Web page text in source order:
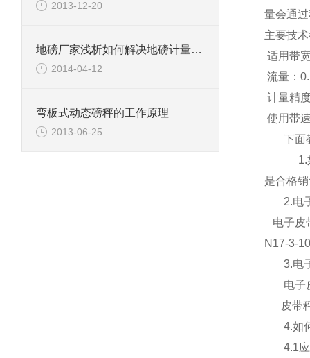
2013-12-20
地磅厂家浅析如何解决地磅计量不的现象
2014-04-12
弯板式动态磅秤的工作原理
2013-06-25
量会通
主要技
适用带
流量：
计量精
使用带
下面
1.
是合格
2.电
电子皮
N 17-3-
3.电
电子
皮带
4.如
4.1